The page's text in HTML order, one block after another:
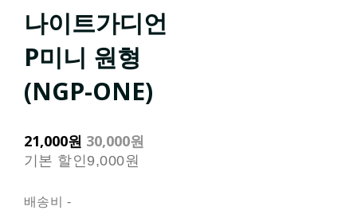
나이트가디언
P미니 원형
(NGP-ONE)
21,000원 30,000원
기본 할인 9,000원
배송비 -